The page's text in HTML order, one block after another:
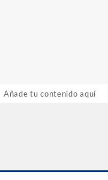
Añade tu contenido aquí